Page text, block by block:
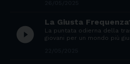
play_circle_filled
La Giusta
La puntata odierna della
giovani per un mondo più